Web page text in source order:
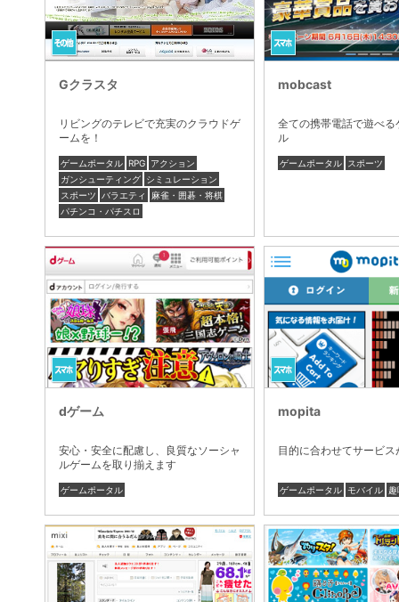
Gクラスタ
リビングのテレビで充実のクラウドゲ
ームを！
ゲームポータル RPG アクション
ガンシューティング シミュレーション
スポーツ
バラエティ
麻雀・囲碁・将棋
パチンコ・パチスロ
mobcast
全ての携帯電話で遊べる
ル
ゲームポータル スポーツ
dゲーム
安心・安全に配慮し、良質なソーシャ
ルゲームを取り揃えます
ゲームポータル
mopita
目的に合わせてサービ
ゲームポータル モバイル